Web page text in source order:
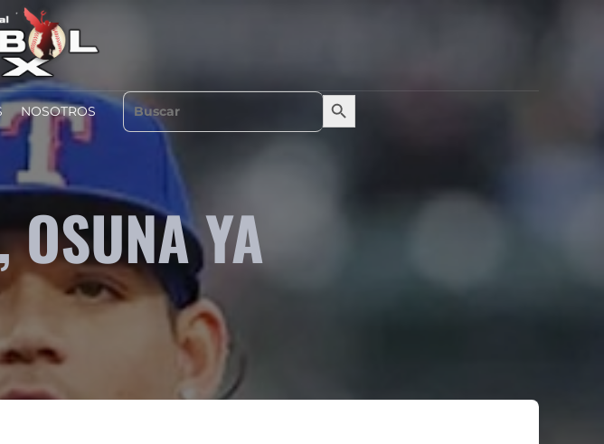
NOSOTROS
Search Search Button
OSUNA YA